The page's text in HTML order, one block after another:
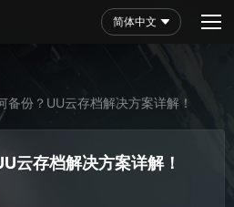
简体中文
备份？UU云存档解决方案详解！
云存档解决方案详解！